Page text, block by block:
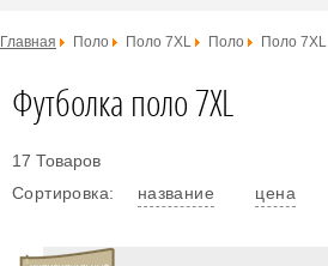
Главная Поло Поло 7XL Поло Поло 7XL
Футболка поло 7XL
Сортировка: название цена
17 Товаров